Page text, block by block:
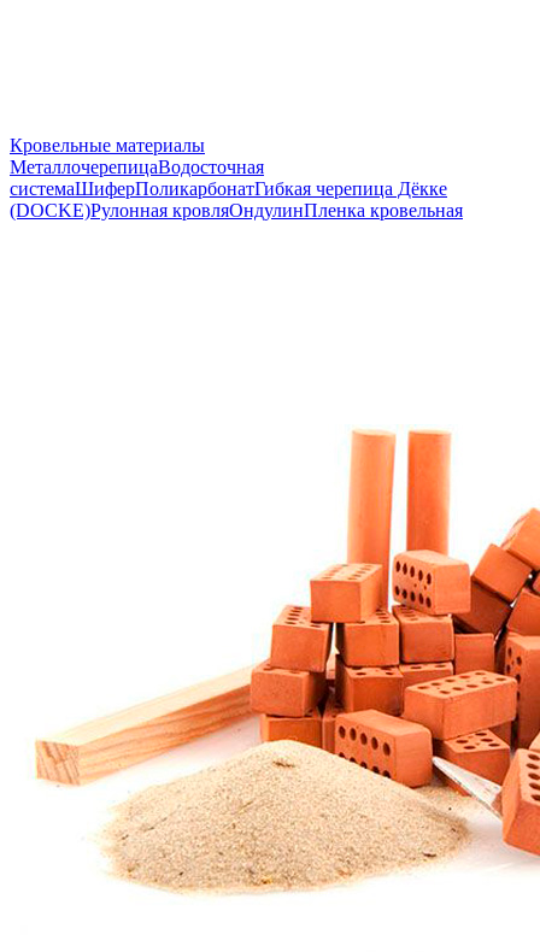
Кровельные материалы
МеталлочерепицаВодосточная
системаШиферПоликарбонатГибкая черепица Дёкке
(DOCKE)Рулонная кровляОндулинПленка кровельная